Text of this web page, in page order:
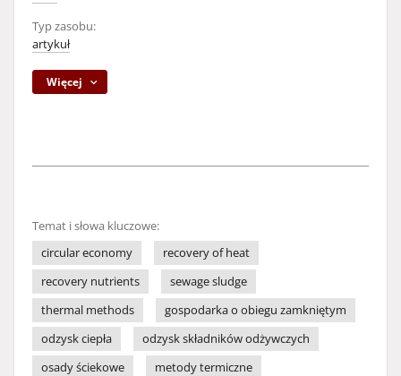
Typ zasobu:
artykuł
Więcej
Temat i słowa kluczowe:
circular economy
recovery of heat
recovery nutrients
sewage sludge
thermal methods
gospodarka o obiegu zamkniętym
odzysk ciepła
odzysk składników odżywczych
osady ściekowe
metody termiczne